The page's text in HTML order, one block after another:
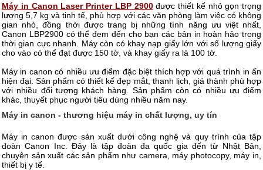
Máy in Canon Laser Printer LBP 2900được thiết kế nhỏ gọn trọng
lượng 5,7 kg và tinh tế, phù hợp với các văn phòng làm việc có không
gian nhỏ, đồng thời được trang bị những tính năng ưu việt nhất,
Canon LBP2900 có thể đem đến cho bạn các bản in hoàn hảo trong
thời gian cực nhanh. Máy còn có khay nạp giấy lớn với số lượng giấy
cho vào có thể đạt được 150 tờ, và khay giấy ra là 100 tờ.
Máy in canon có nhiều ưu điểm đặc biệt thích hợp với quá trình in ấn
hiện đại. Sản phẩm có thiết kế đẹp mắt, thanh lịch, giá thành phù hợp
với nhiều đối tượng khách hàng. Sản phẩm còn có nhiều ưu điểm
khác, thuyết phục người tiêu dùng nhiều năm nay.
Máy in canon - thương hiệu máy in chất lượng, uy tín
Máy in canon được sản xuất dưới công nghệ và quy trình của tập
đoàn Canon Inc. Đây là tập đoàn đa quốc gia đến từ Nhật Bản,
chuyên sản xuất các sản phẩm như camera, máy photocopy, máy in,
thiết bị y tế.